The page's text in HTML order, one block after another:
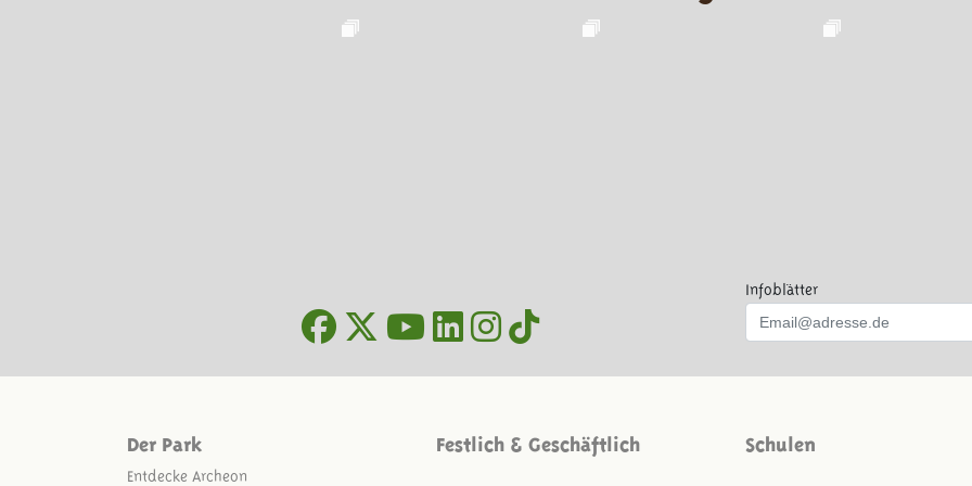
Infoblätter
Der Park
Entdecke Archeon
Festlich & Geschäftlich Schulen